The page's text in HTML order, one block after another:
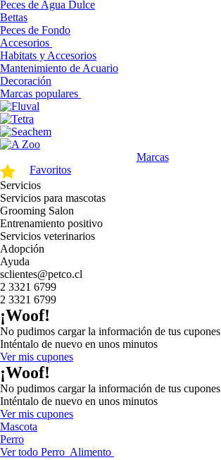
Peces de Agua Dulce
Bettas
Peces de Fondo
Accesorios
Habitats y Accesorios
Mantenimiento de Acuario
Decoración
Marcas populares
Marcas
Favoritos
Servicios
Servicios para mascotas
Grooming Salon
Entrenamiento positivo
Servicios veterinarios
Adopción
Ayuda
sclientes@petco.cl
2 3321 6799
2 3321 6799
¡Woof!
No pudimos cargar la información de tus cupones
Inténtalo de nuevo en unos minutos
Ver mis cupones
¡Woof!
No pudimos cargar la información de tus cupones
Inténtalo de nuevo en unos minutos
Ver mis cupones
Mascota
Perro
Ver todo Perro Alimento